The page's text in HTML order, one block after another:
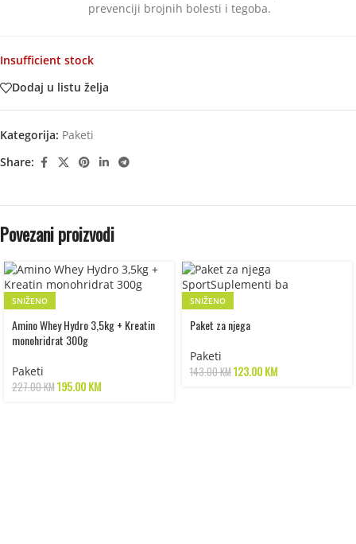
prevenciji brojnih bolesti i tegoba.
Insufficient stock
Dodaj u listu želja
Kategorija: Paketi
Share:
Povezani proizvodi
SNIŽENO
Amino Whey Hydro 3,5kg + Kreatin
monohridrat 300g
Paketi
227.00KM195.00KM
SNIŽENO
Paket za njega
Paketi
143.00KM123.00KM